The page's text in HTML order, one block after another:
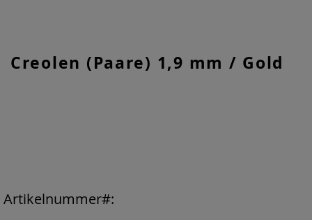
Creolen (Paare) 1,9 mm / Gold
Artikelnummer
Anfang